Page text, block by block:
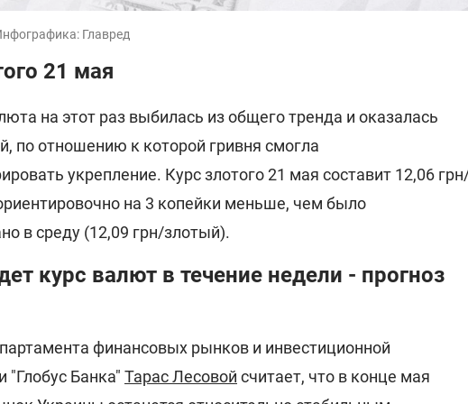
Главред
21 мая
на этот раз выбилась из общего тренда и оказалась
по отношению к которой гривня смогла
укрепление. Курс злотого 21 мая составит 12,06
на 3 копейки меньше, чем было
в среду (12,09 грн/злотый).
курс валют в течение недели - прогноз
финансовых рынков и инвестиционной
"Глобус Банка" Тарас Лесовой считает, что в конце мая